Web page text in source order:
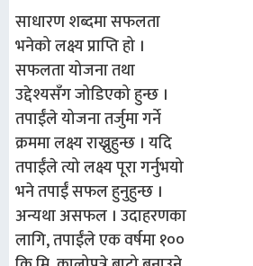
साधारण शब्दमा सफलता
भनेको लक्ष्य प्राप्ति हो ।
सफलता योजना तथा
उद्देश्यसँग जोडिएको हुन्छ ।
तपाईंले योजना तर्जुमा गर्ने
क्रममा लक्ष्य राख्नुहुन्छ । यदि
तपाईंले त्यो लक्ष्य पूरा गर्नुभयो
भने तपाईं सफल हुनुहुन्छ ।
अन्यथा असफल । उदाहरणका
लागि, तपाईंले एक वर्षमा १००